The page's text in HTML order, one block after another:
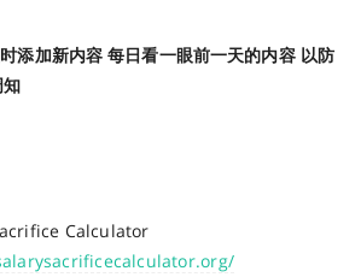
添加新内容 每日看一眼前一天的内容 以防
Calculator